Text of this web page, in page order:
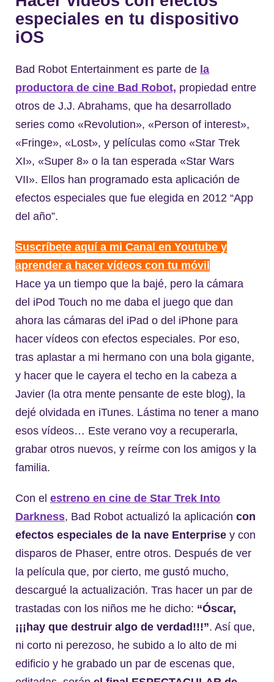
especiales en tu dispositivo
iOS
Bad Robot Entertainment es parte de la
productora de cine Bad Robot, propiedad entre
otros de J.J. Abrahams, que ha desarrollado
series como «Revolution», «Person of interest»,
«Fringe», «Lost», y películas como «Star Trek
XI», «Super 8» o la tan esperada «Star Wars
VII». Ellos han programado esta aplicación de
efectos especiales que fue elegida en 2012 “App
del año”.
Suscríbete aquí a mi Canal en Youtube y
aprender a hacer vídeos con tu móvil
Hace ya un tiempo que la bajé, pero la cámara
del iPod Touch no me daba el juego que dan
ahora las cámaras del iPad o del iPhone para
hacer vídeos con efectos especiales. Por eso,
tras aplastar a mi hermano con una bola gigante,
y hacer que le cayera el techo en la cabeza a
Javier (la otra mente pensante de este blog), la
dejé olvidada en iTunes. Lástima no tener a mano
esos vídeos… Este verano voy a recuperarla,
grabar otros nuevos, y reírme con los amigos y la
familia.
Con el estreno en cine de Star Trek Into
Darkness, Bad Robot actualizó la aplicación con
efectos especiales de la nave Enterprise y con
disparos de Phaser, entre otros. Después de ver
la película que, por cierto, me gustó mucho,
descargué la actualización. Tras hacer un par de
trastadas con los niños me he dicho: “Óscar,
¡¡¡hay que destruir algo de verdad!!!”. Así que,
ni corto ni perezoso, he subido a lo alto de mi
edificio y he grabado un par de escenas que,